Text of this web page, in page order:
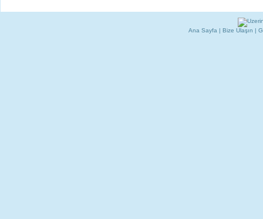
Ana Sayfa | Bize Ulaşın |